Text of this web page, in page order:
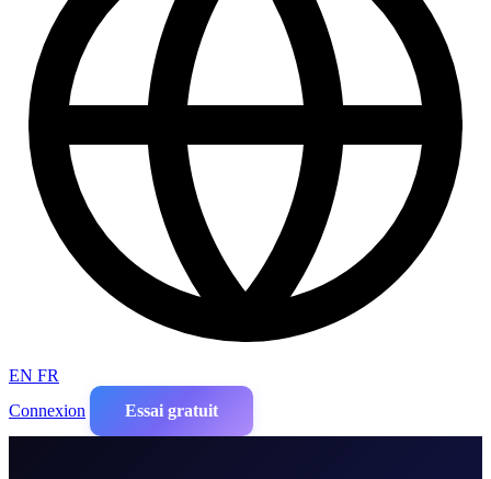
EN FR
Connexion
Essai gratuit